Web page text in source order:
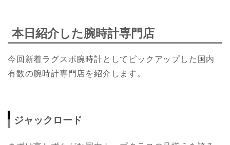
本日紹介した腕時計専門店
今回新着ラグスポ腕時計としてピックアップした国内
有数の腕時計専門店を紹介します。
ジャックロード